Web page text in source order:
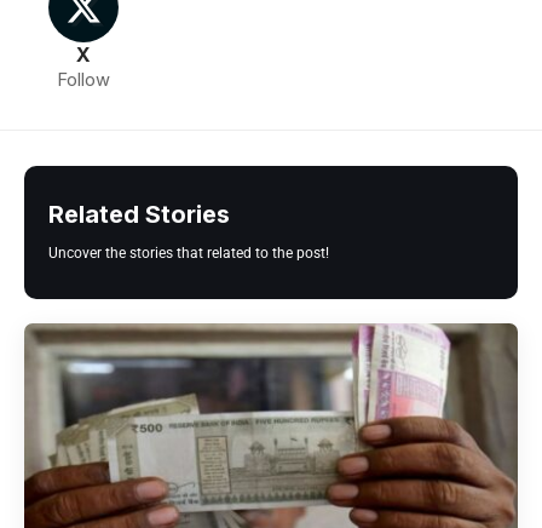
X
Follow
Related Stories
Uncover the stories that related to the post!